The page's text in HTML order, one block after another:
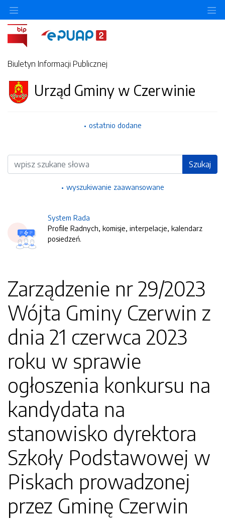
Biuletyn Informacji Publicznej
Urząd Gminy w Czerwinie
ostatnio dodane
Wyszukiwarka Szukaj
wyszukiwanie zaawansowane
System Rada
Profile Radnych, komisje, interpelacje, kalendarz
posiedzeń.
Zarządzenie nr 29/2023
Wójta Gminy Czerwin z
dnia 21 czerwca 2023
roku w sprawie
ogłoszenia konkursu na
kandydata na
stanowisko dyrektora
Szkoły Podstawowej w
Piskach prowadzonej
przez Gminę Czerwin